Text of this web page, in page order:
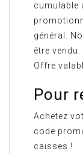
cumulable
général.
être
Offre
Pour
Achetez
code
caisses !